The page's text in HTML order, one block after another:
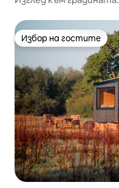
Избор на гостите
Избор на гостите